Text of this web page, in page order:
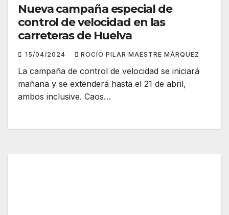
Nueva campaña especial de
control de velocidad en las
carreteras de Huelva
15/04/2024 ROCÍO PILAR MAESTRE MÁRQUEZ
La campaña de control de velocidad se iniciará
mañana y se extenderá hasta el 21 de abril,
ambos inclusive. Caos…